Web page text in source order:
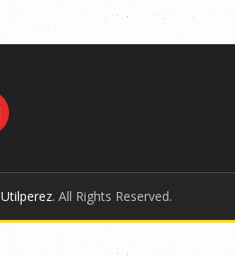
Utilperez. All Rights Reserved.